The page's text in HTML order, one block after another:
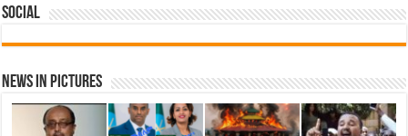
Social
News in Pictures